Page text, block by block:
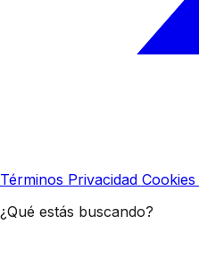
Términos Privacidad Cookies
¿Qué estás buscando?